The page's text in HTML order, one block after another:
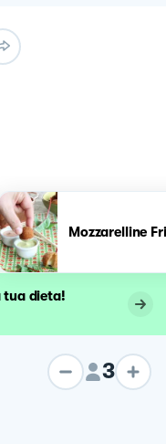
Mozzarelline
tua dieta!
3